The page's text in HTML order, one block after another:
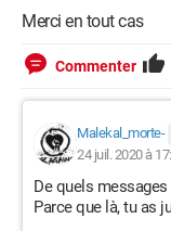
Merci en tout cas
Commenter
Malekal_morte-
24 juil. 2020 à
De quels messages
Parce que là, tu as